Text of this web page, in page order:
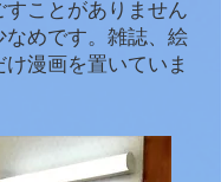
ことがありません
なめです。雑誌、絵
漫画を置いていま